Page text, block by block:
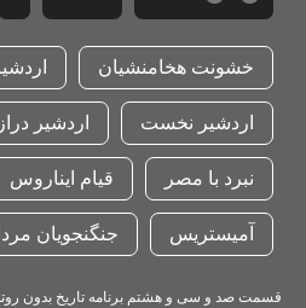
خشونت هخامنشیان
اردشیر نخست اردشیر
نبرد با مصر قیام ایناروس
آمیستریس جنگنجویان
قسمت صد و سی و هشتم برنامه تاریخ بدون